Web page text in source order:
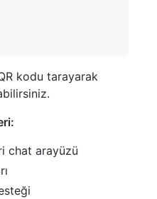
kodu tarayarak
chat arayüzü